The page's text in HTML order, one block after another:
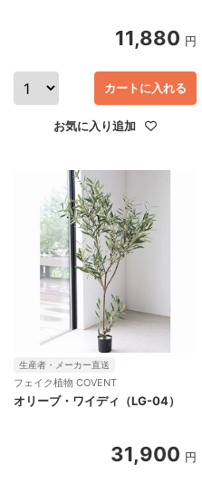
11,880 円
カートに入れる
お気に入り追加
生産者・メーカー直送
フェイク植物 COVENT
オリーブ・ワイディ（LG-04）
31,900 円